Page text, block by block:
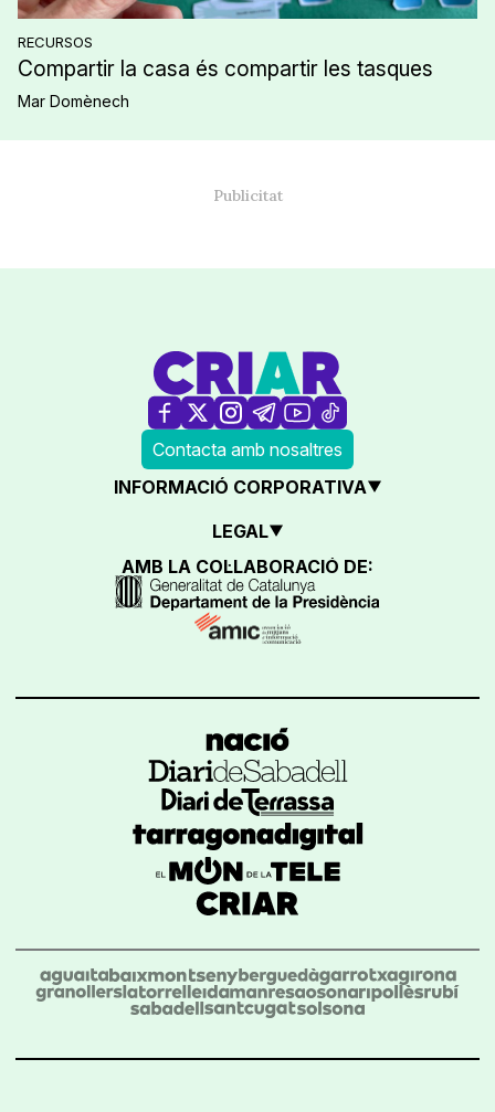
RECURSOS
Compartir la casa és compartir les tasques
Mar Domènech
Contacta amb nosaltres
INFORMACIÓ CORPORATIVA
LEGAL
AMB LA COL·LABORACIÓ DE: